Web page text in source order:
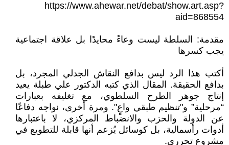
https://www.ahewar.net/debat/show.art.asp?
aid=868554
مقدمة: السلطة ليست وعاءً محايدًا بل علاقة اجتماعية
يجب كسرها
أكتب هذا الرد ليس بدافع النقاش الجدلي المجرد، بل
بدافع الحقيقة. المقال الذي كتبه الدكتور علي طبلة يعيد
إنتاج جوهر الطرح السلطوي، مع تغليفه بعبارات
“مرحلية” و"تنظيم طبقي واعٍ". ومرة أخرى، نواجه دفاعًا
عن الدولة والحزب والانضباط المركزي، لا باعتبارها
أدوات رأسمالية، بل كوسائل يُزعم أنها قابلة للتطويع في
مشروع تحرري.